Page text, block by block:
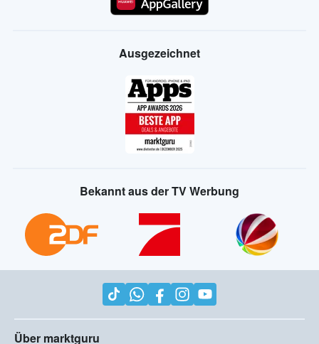
Ausgezeichnet
Bekannt aus der TV Werbung
Über marktguru